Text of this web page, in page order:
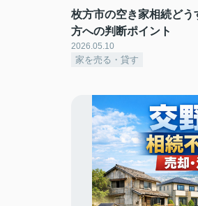
枚方市の空き家相続どう
方への判断ポイント
2026.05.10
家を売る・貸す